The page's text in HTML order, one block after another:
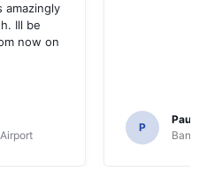
amazingly
Ill be
now on
P
Paul